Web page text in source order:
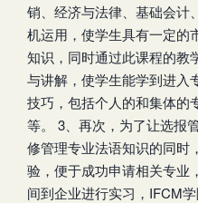
销、经济与法律、基础会计
机运用，使学生具有一定的
知识，同时通过此课程的教
与讲解，使学生能学到进入
技巧，包括个人的和集体的
等。 3、再次，为了让选报
修管理专业法语知识的同时
验，便于成功申请相关专业
间到企业进行实习，IFCM